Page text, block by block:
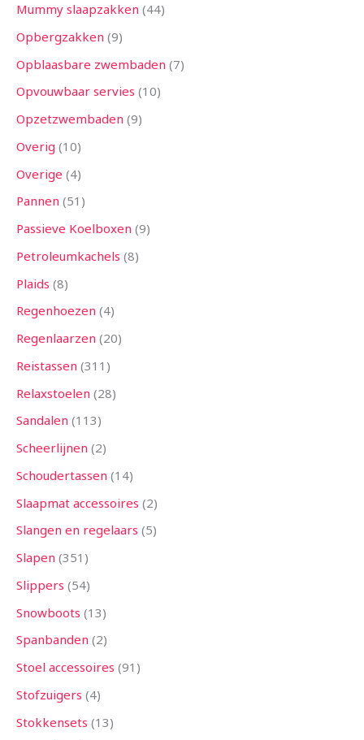
Mummy slaapzakken 44
Opbergzakken 9
Opblaasbare zwembaden 7
Opvouwbaar servies 10
Opzetzwembaden 9
Overig 10
Overige 4
Pannen 51
Passieve Koelboxen 9
Petroleumkachels 8
Plaids 8
Regenhoezen 4
Regenlaarzen 20
Reistassen 311
Relaxstoelen 28
Sandalen 113
Scheerlijnen 2
Schoudertassen 14
Slaapmat accessoires 2
Slangen en regelaars 5
Slapen 351
Slippers 54
Snowboots 13
Spanbanden 2
Stoel accessoires 91
Stofzuigers 4
Stokkensets 13